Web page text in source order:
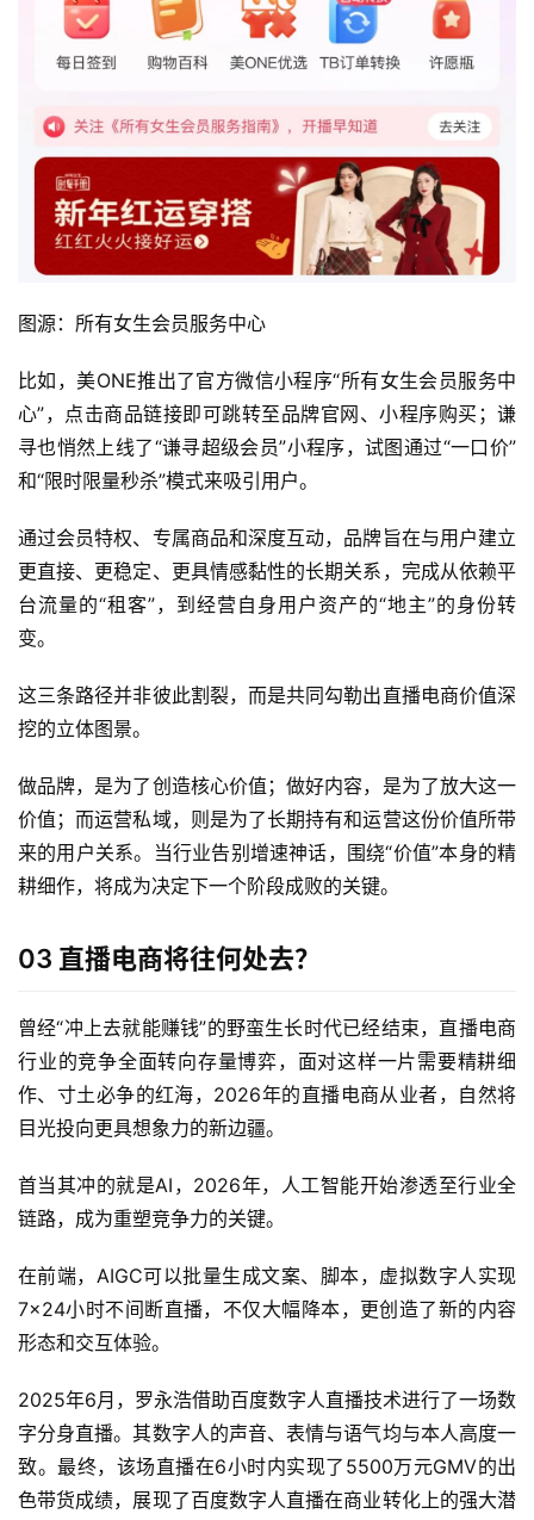
图源：所有女生会员服务中心
比如，美ONE推出了官方微信小程序“所有女生会员服务中
心”，点击商品链接即可跳转至品牌官网、小程序购买；谦
寻也悄然上线了“谦寻超级会员”小程序，试图通过“一口价”
和“限时限量秒杀”模式来吸引用户。
通过会员特权、专属商品和深度互动，品牌旨在与用户建立
更直接、更稳定、更具情感黏性的长期关系，完成从依赖平
台流量的“租客”，到经营自身用户资产的“地主”的身份转
变。
这三条路径并非彼此割裂，而是共同勾勒出直播电商价值深
挖的立体图景。
做品牌，是为了创造核心价值；做好内容，是为了放大这一
价值；而运营私域，则是为了长期持有和运营这份价值所带
来的用户关系。当行业告别增速神话，围绕“价值”本身的精
耕细作，将成为决定下一个阶段成败的关键。
03 直播电商将往何处去？
曾经“冲上去就能赚钱”的野蛮生长时代已经结束，直播电商
行业的竞争全面转向存量博弈，面对这样一片需要精耕细
作、寸土必争的红海，2026年的直播电商从业者，自然将
目光投向更具想象力的新边疆。
首当其冲的就是AI，2026年，人工智能开始渗透至行业全
链路，成为重塑竞争力的关键。
在前端，AIGC可以批量生成文案、脚本，虚拟数字人实现
7×24小时不间断直播，不仅大幅降本，更创造了新的内容
形态和交互体验。
2025年6月，罗永浩借助百度数字人直播技术进行了一场数
字分身直播。其数字人的声音、表情与语气均与本人高度一
致。最终，该场直播在6小时内实现了5500万元GMV的出
色带货成绩，展现了百度数字人直播在商业转化上的强大潜